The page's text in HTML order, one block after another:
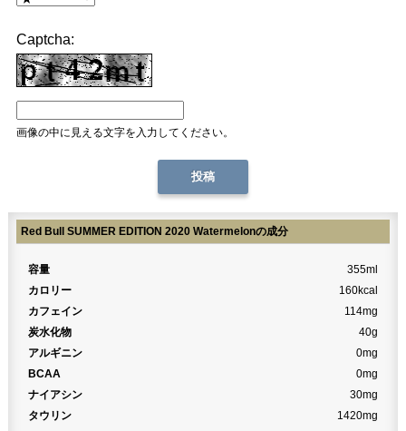
Captcha:
画像の中に見える文字を入力してください。
Red Bull SUMMER EDITION 2020 Watermelonの成分
容量
355ml
カロリー
160kcal
カフェイン
114mg
炭水化物
40g
アルギニン
0mg
BCAA
0mg
ナイアシン
30mg
タウリン
1420mg